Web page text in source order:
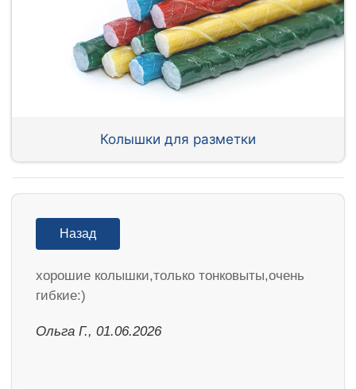
Колышки для разметки
Назад
хорошие колышки,только тонковыты,очень
гибкие:)
Ольга Г., 01.06.2026